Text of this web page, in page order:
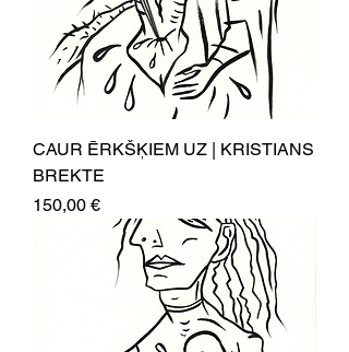
CAUR ĒRKŠĶIEM UZ | KRISTIANS
BREKTE
Price
150,00 €